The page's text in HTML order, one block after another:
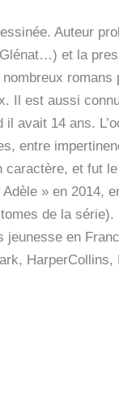
Auteur
et la
Il est aussi
avait 14 ans.
entre
caractère, et fut
» en
de la
en